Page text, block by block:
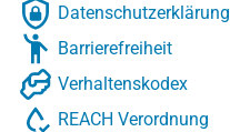
Datenschutzerklärung
Barrierefreiheit
Verhaltenskodex
REACH Verordnung